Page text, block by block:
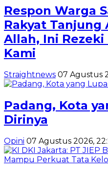
Respon Warga
Rakyat Tanjung
Allah, Ini
Kami
Straightnews 07 Agustus
Padang, Kota
Dirinya
Opini 07 Agustus 2026,